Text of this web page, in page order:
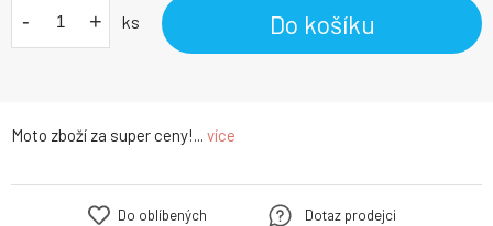
Moto zboží za super ceny!... více
- + ks Do košíku
Do oblíbených
Dotaz prodejci